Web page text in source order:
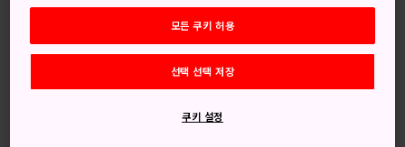
문지르면 인연을 맺어준다는 전설의 가지카 개구리
가 있는 고이다니 다리 방문하기
정신을 맑게 해주는 산림욕 즐기기
모든 쿠키 허용
선택 선택 저장
쿠키 설정